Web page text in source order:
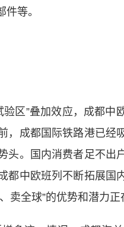
等。
”叠加效应，成都中
，成都国际铁路港已经
。国内消费者足不出
都中欧班列不断拓展国
卖全球”的优势和潜力正